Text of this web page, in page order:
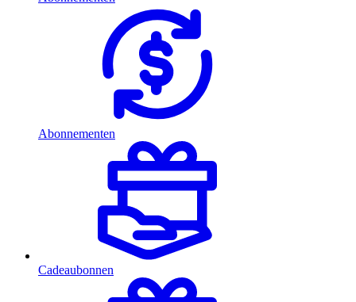
Abonnementen
Cadeaubonnen